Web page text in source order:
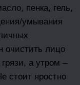
пенка, гель,
умывания
очистить лицо
а утром –
стоит яростно